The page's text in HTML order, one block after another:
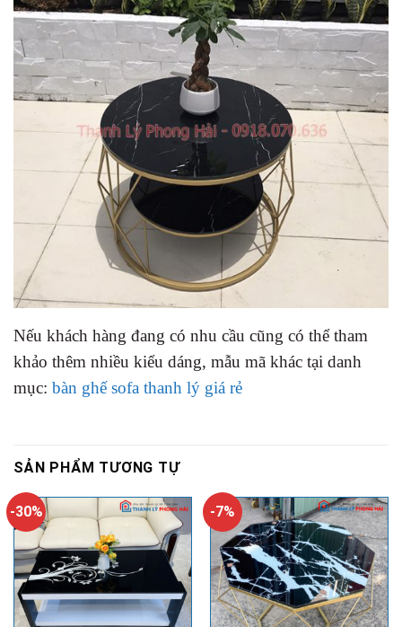
Nếu khách hàng đang có nhu cầu cũng có thể tham
khảo thêm nhiều kiểu dáng, mẫu mã khác tại danh
mục: bàn ghế sofa thanh lý giá rẻ
SẢN PHẨM TƯƠNG TỰ
-30% -7%